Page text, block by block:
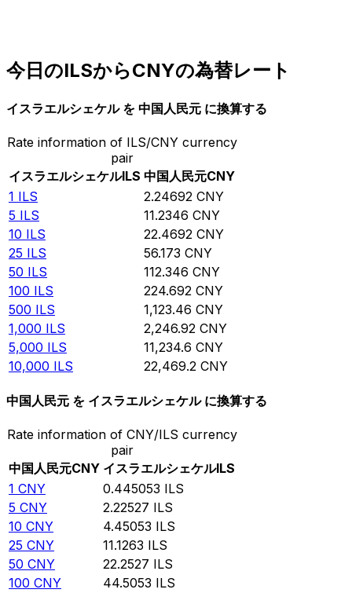
今日のILSからCNYの為替レート
イスラエルシェケル を 中国人民元 に換算する
Rate information of ILS/CNY currency
pair
イスラエルシェケルILS 中国人民元CNY
1 ILS 2.24692 CNY
5 ILS 11.2346 CNY
10 ILS 22.4692 CNY
25 ILS 56.173 CNY
50 ILS 112.346 CNY
100 ILS 224.692 CNY
500 ILS 1,123.46 CNY
1,000 ILS 2,246.92 CNY
5,000 ILS 11,234.6 CNY
10,000 ILS 22,469.2 CNY
中国人民元 を イスラエルシェケル に換算する
Rate information of CNY/ILS currency
pair
中国人民元CNY イスラエルシェケルILS
1 CNY 0.445053 ILS
5 CNY 2.22527 ILS
10 CNY 4.45053 ILS
25 CNY 11.1263 ILS
50 CNY 22.2527 ILS
100 CNY 44.5053 ILS